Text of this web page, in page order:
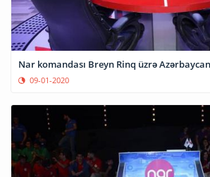
Nar komandası Breyn Rinq üzrə
09-01-2020